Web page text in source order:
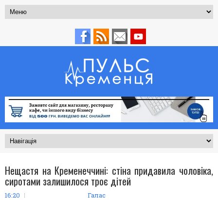
Нещастя на Кременеччині: стіна придавила чоловіка,
сиротами залишилося троє дітей
16:20 Галас